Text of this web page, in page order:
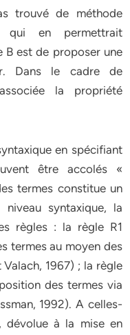
trouvé de méthode
qui en permettrait
B est de proposer une
Dans le cadre de
la propriété
en spécifiant
être accolés «
termes constitue un
syntaxique, la
règles : la règle R1
termes au moyen des
1967) ; la règle
des termes via
1992). A celles-
dévolue à la mise en